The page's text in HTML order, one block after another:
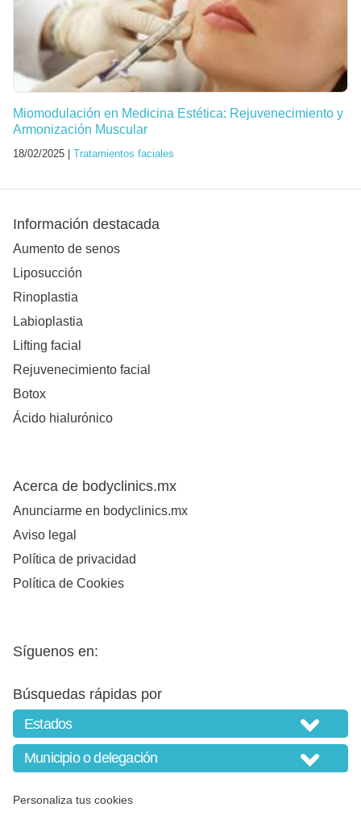
Miomodulación en Medicina Estética: Rejuvenecimiento y
Armonización Muscular
18/02/2025 | Tratamientos faciales
Información destacada
Aumento de senos
Liposucción
Rinoplastia
Labioplastia
Lifting facial
Rejuvenecimiento facial
Botox
Ácido hialurónico
Acerca de bodyclinics.mx
Anunciarme en bodyclinics.mx
Aviso legal
Política de privacidad
Política de Cookies
Síguenos en:
Búsquedas rápidas por
Personaliza tus cookies